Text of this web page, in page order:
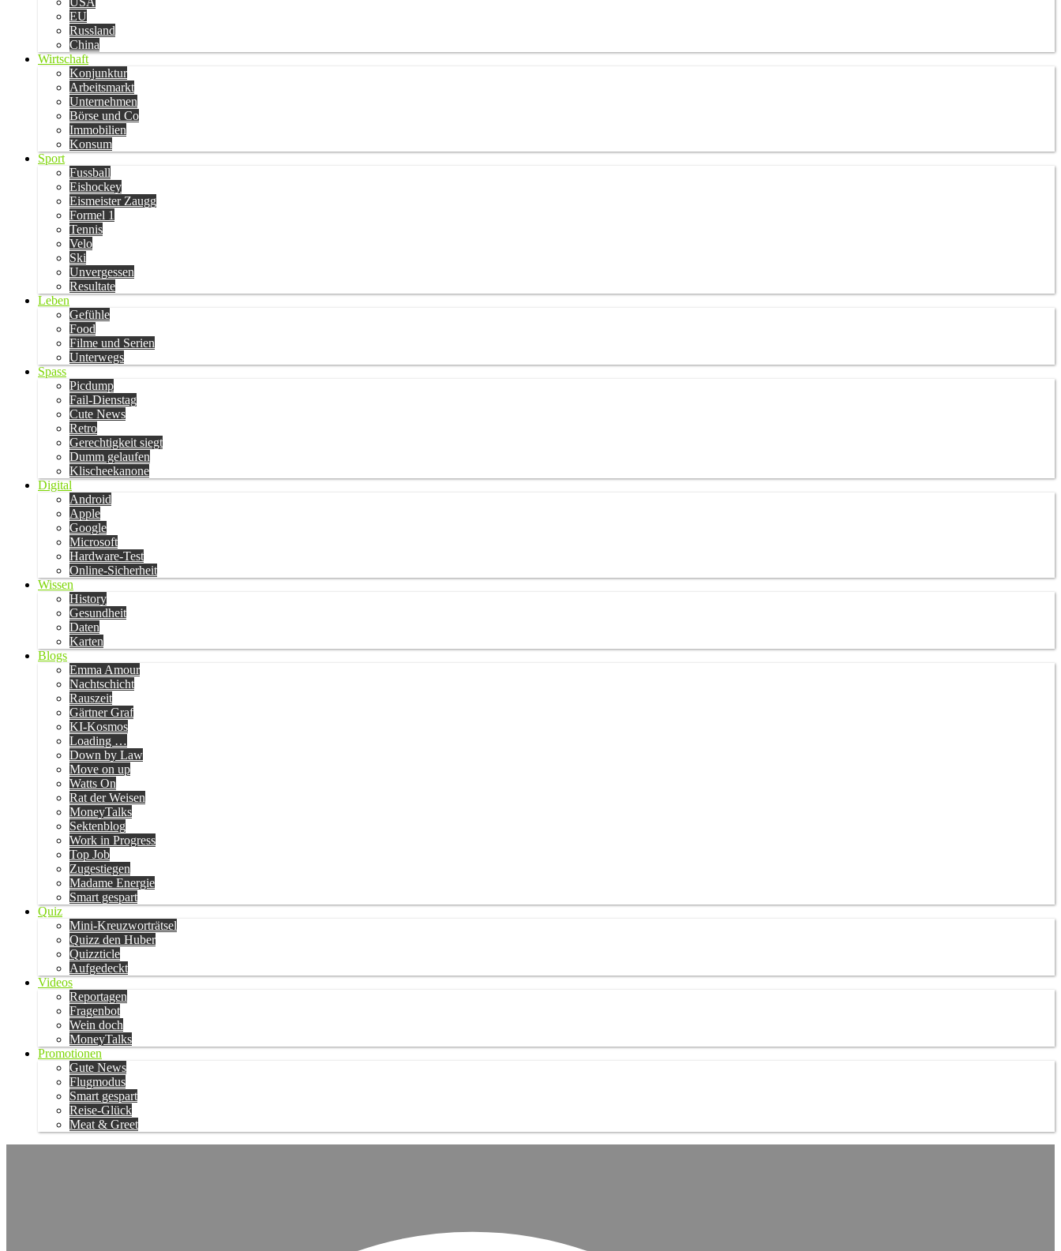
EU
Russland
China
Wirtschaft
Konjunktur
Arbeitsmarkt
Unternehmen
Börse und Co
Immobilien
Konsum
Sport
Fussball
Eishockey
Eismeister Zaugg
Formel 1
Tennis
Velo
Ski
Unvergessen
Resultate
Leben
Gefühle
Food
Filme und Serien
Unterwegs
Spass
Picdump
Fail-Dienstag
Cute News
Retro
Gerechtigkeit siegt
Dumm gelaufen
Klischeekanone
Digital
Android
Apple
Google
Microsoft
Hardware-Test
Online-Sicherheit
Wissen
History
Gesundheit
Daten
Karten
Blogs
Emma Amour
Nachtschicht
Rauszeit
Gärtner Graf
KI-Kosmos
Loading …
Down by Law
Move on up
Watts On
Rat der Weisen
MoneyTalks
Sektenblog
Work in Progress
Top Job
Zugestiegen
Madame Energie
Smart gespart
Quiz
Mini-Kreuzworträtsel
Quizz den Huber
Quizzticle
Aufgedeckt
Videos
Reportagen
Fragenbot
Wein doch
MoneyTalks
Promotionen
Gute News
Flugmodus
Smart gespart
Reise-Glück
Meat & Greet